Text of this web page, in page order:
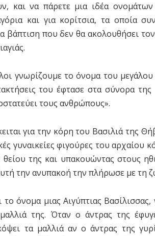
και να πάρετε μια ιδέα
και για κορίτσια, τα οποία
βάπτιση που δεν θα ακολουθήσει
γνωρίζουμε το όνομα του
του έφτασε στα σύνορα της
τους ανθρώπους».
για την κόρη του Βασιλιά της
γυναικείες φιγούρες του αρχαίου
θείου της και υπακουώντας στους
την ανυπακοή την πλήρωσε με τη
το όνομα μιας Αιγύπτιας
της. Όταν ο άντρας της
τα μαλλιά αν ο άντρας της